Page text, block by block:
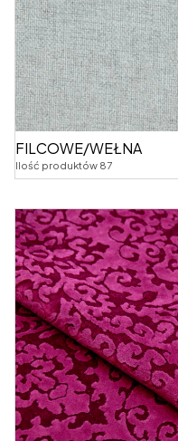
FILCOWE/WEŁNA
Ilość produktów 87